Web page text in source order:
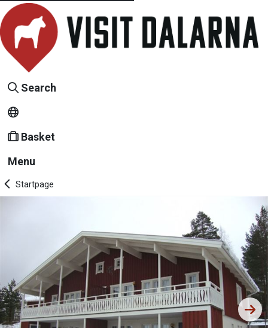
Search
Basket
Menu
Startpage